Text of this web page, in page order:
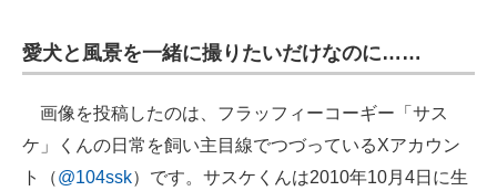
愛犬と風景を一緒に撮りたいだけなのに……
画像を投稿したのは、フラッフィーコーギー「サス
ケ」くんの日常を飼い主目線でつづっているXアカウン
ト（@104ssk）です。サスケくんは2010年10月4日に生